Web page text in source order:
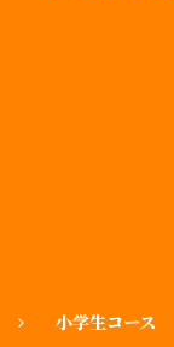
小学生コース